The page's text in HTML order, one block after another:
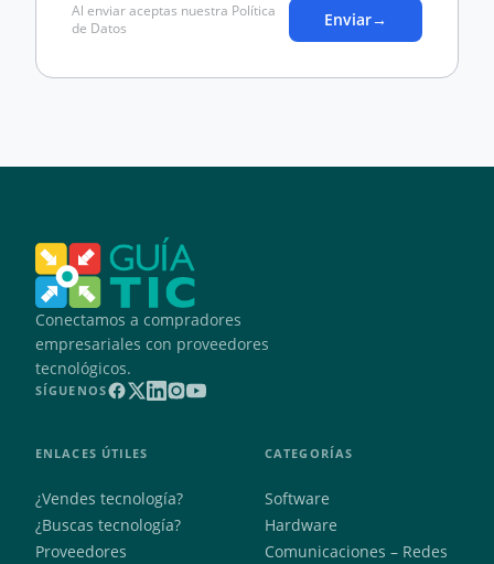
Al enviar aceptas nuestra Política
de Datos
Enviar→
Conectamos a compradores
empresariales con proveedores
tecnológicos.
SÍGUENOS
ENLACES ÚTILES
¿Vendes tecnología?
¿Buscas tecnología?
Proveedores
CATEGORÍAS
Software
Hardware
Comunicaciones – Redes